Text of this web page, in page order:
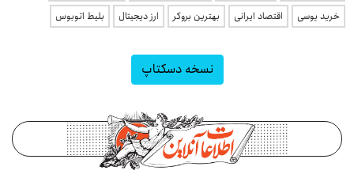
خرید یوسی
اقتصاد ایرانی بهترین بروکر ارز دیجیتال بلیط اتوبوس
نسخه دسکتاپ